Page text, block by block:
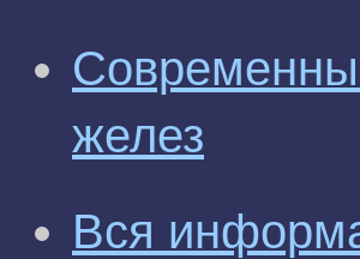
желез
Вся